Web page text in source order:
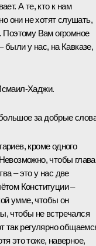
А те, кто к нам
они не хотят слушать,
Поэтому Вам огромное
были у нас, на Кавказе,
Хаджи.
за добрые
кроме одного
чтобы глава
– это у нас две
Конституции –
умме, чтобы он
чтобы не встречался
так регулярно
это тоже, наверное,